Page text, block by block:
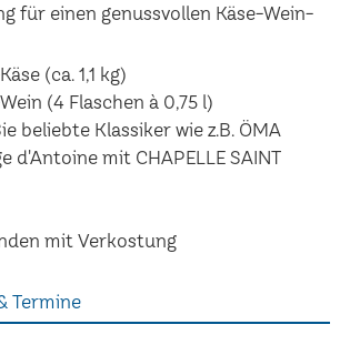
für einen genussvollen Käse-Wein-
(ca. 1,1 kg)
(4 Flaschen à 0,75 l)
beliebte Klassiker wie z.B. ÖMA
d'Antoine mit CHAPELLE SAINT
mit Verkostung
Termine